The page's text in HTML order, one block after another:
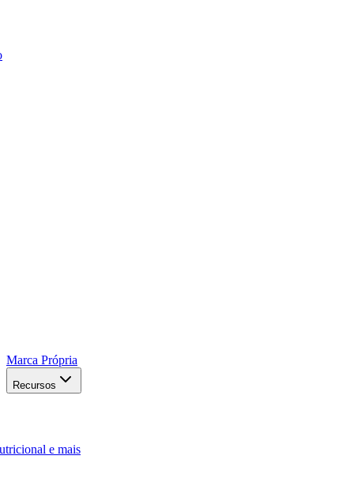
Marca Própria
Recursos
e mais